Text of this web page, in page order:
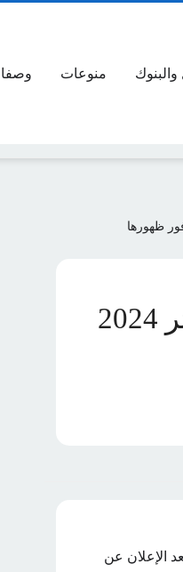
والبنوك منوعات
هنا.. رابط الحصول على نتائج بكالوريا الجزائر 2024
الطلبة والطالبات عن رابط الحصول على نتائج البكالوريا الجزائرية 2024 بعد الإعلان عن